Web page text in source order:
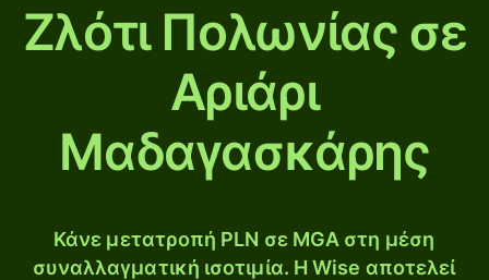
Ζλότι Πολωνίας σε
Αριάρι
Μαδαγασκάρης
Κάνε μετατροπή PLN σε MGA στη μέση
συναλλαγματική ισοτιμία. Η Wise αποτελεί